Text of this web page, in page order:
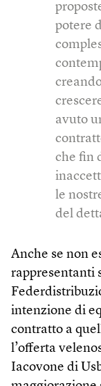
potere
avuto
che fin
le
del
Anche se non
rappresentanti
intenzione di
contratto a
l’offerta
Iacovone di